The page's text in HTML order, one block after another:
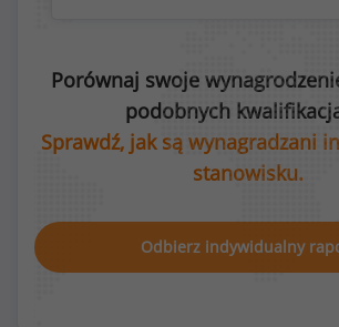
Porównaj swoje
podobnych
Sprawdź, jak są wynagradzani
stanowisku.
Odbierz indywidualny